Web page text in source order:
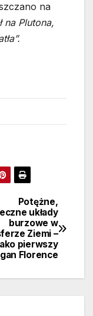
na
na Plutona,
Potężne,
układy
burzowe w
Ziemi –
pierwszy
Florence